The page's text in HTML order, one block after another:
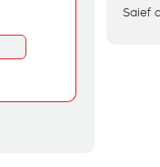
Saief